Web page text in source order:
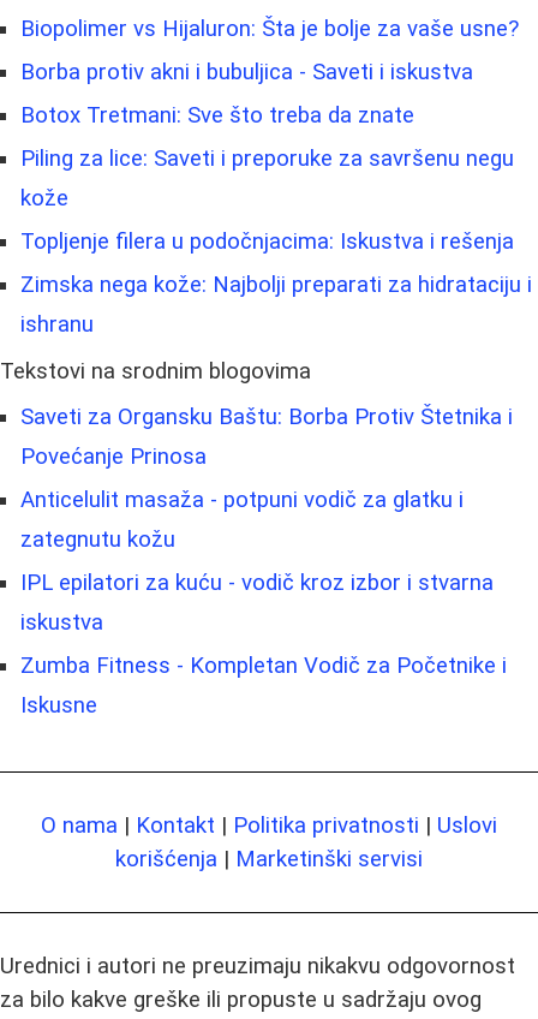
Biopolimer vs Hijaluron: Šta je bolje za vaše usne?
Borba protiv akni i bubuljica - Saveti i iskustva
Botox Tretmani: Sve što treba da znate
Piling za lice: Saveti i preporuke za savršenu negu
kože
Topljenje filera u podočnjacima: Iskustva i rešenja
Zimska nega kože: Najbolji preparati za hidrataciju i
ishranu
Tekstovi na srodnim blogovima
Saveti za Organsku Baštu: Borba Protiv Štetnika i
Povećanje Prinosa
Anticelulit masaža - potpuni vodič za glatku i
zategnutu kožu
IPL epilatori za kuću - vodič kroz izbor i stvarna
iskustva
Zumba Fitness - Kompletan Vodič za Početnike i
Iskusne
O nama | Kontakt | Politika privatnosti | Uslovi
korišćenja | Marketinški servisi
Urednici i autori ne preuzimaju nikakvu odgovornost
za bilo kakve greške ili propuste u sadržaju ovog